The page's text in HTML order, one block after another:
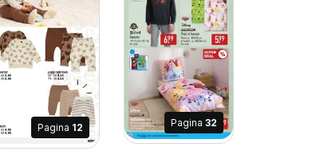
Pagina 12 Pagina32